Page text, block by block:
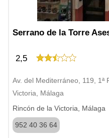
Serrano de la Torre
2,5
Av. del Mediterráneo, 119, 1ª
Victoria, Málaga
Rincón de la Victoria, Málaga
952 40 36 64